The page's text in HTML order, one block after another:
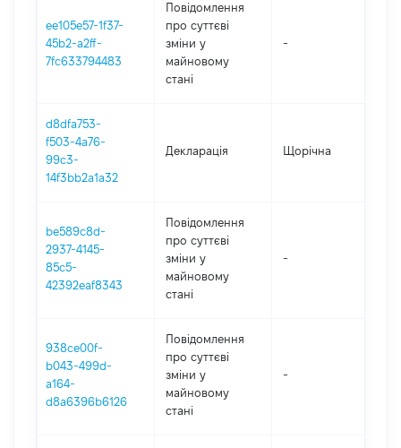
ee105e57-1f37-
45b2-a2ff-
7fc633794483
Повідомлення
про суттєві
зміни y
майновому
стані
-
d8dfa753-
f503-4a76-
99c3-
14f3bb2a1a32
Декларація Щорічна
be589c8d-
2937-4145-
85c5-
42392eaf8343
Повідомлення
про суттєві
зміни y
майновому
стані
-
938ce00f-
b043-499d-
a164-
d8a6396b6126
Повідомлення
про суттєві
зміни y
майновому
стані
-